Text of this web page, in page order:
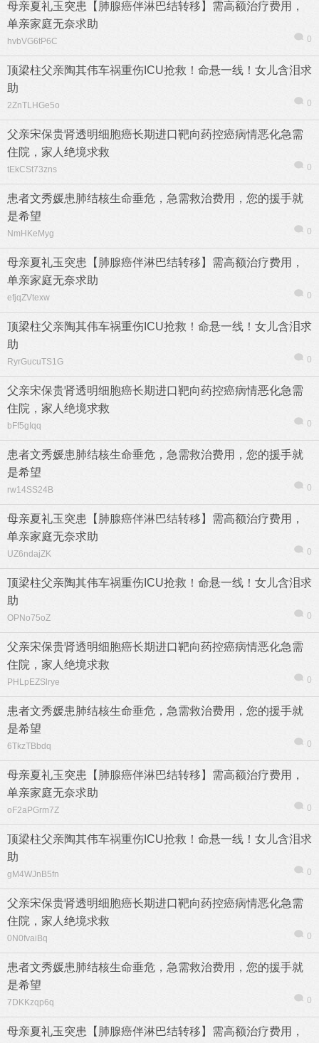
列表
信息
母亲夏礼玉突患【肺腺癌伴淋巴结转移】需高额治疗费用，
单亲家庭无奈求助
hvbVG6tP6C 0
顶梁柱父亲陶其伟车祸重伤ICU抢救！命悬一线！女儿含泪求
助
2ZnTLHGe5o 0
父亲宋保贵肾透明细胞癌长期进口靶向药控癌病情恶化急需
住院，家人绝境求救
tEkCSt73zns 0
患者文秀媛患肺结核生命垂危，急需救治费用，您的援手就
是希望
NmHKeMyg 0
母亲夏礼玉突患【肺腺癌伴淋巴结转移】需高额治疗费用，
单亲家庭无奈求助
efjqZVtexw 0
顶梁柱父亲陶其伟车祸重伤ICU抢救！命悬一线！女儿含泪求
助
RyrGucuTS1G 0
父亲宋保贵肾透明细胞癌长期进口靶向药控癌病情恶化急需
住院，家人绝境求救
bFf5gIqq 0
患者文秀媛患肺结核生命垂危，急需救治费用，您的援手就
是希望
rw14SS24B 0
母亲夏礼玉突患【肺腺癌伴淋巴结转移】需高额治疗费用，
单亲家庭无奈求助
UZ6ndajZK 0
顶梁柱父亲陶其伟车祸重伤ICU抢救！命悬一线！女儿含泪求
助
OPNo75oZ 0
父亲宋保贵肾透明细胞癌长期进口靶向药控癌病情恶化急需
住院，家人绝境求救
PHLpEZSlrye 0
患者文秀媛患肺结核生命垂危，急需救治费用，您的援手就
是希望
6TkzTBbdq 0
母亲夏礼玉突患【肺腺癌伴淋巴结转移】需高额治疗费用，
单亲家庭无奈求助
oF2aPGrm7Z 0
顶梁柱父亲陶其伟车祸重伤ICU抢救！命悬一线！女儿含泪求
助
gM4WJnB5fn 0
父亲宋保贵肾透明细胞癌长期进口靶向药控癌病情恶化急需
住院，家人绝境求救
0N0fvaiBq 0
患者文秀媛患肺结核生命垂危，急需救治费用，您的援手就
是希望
7DKKzqp6q 0
母亲夏礼玉突患【肺腺癌伴淋巴结转移】需高额治疗费用，